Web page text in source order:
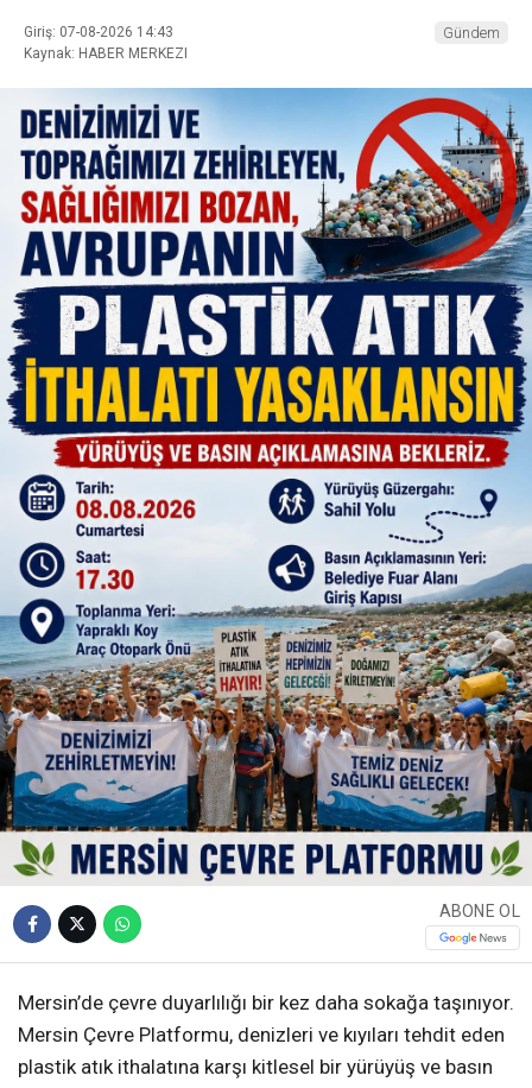
Giriş: 07-08-2026 14:43
Kaynak: HABER MERKEZI
Gündem
ABONE OL
Mersin’de çevre duyarlılığı bir kez daha sokağa taşınıyor.
Mersin Çevre Platformu, denizleri ve kıyıları tehdit eden
plastik atık ithalatına karşı kitlesel bir yürüyüş ve basın